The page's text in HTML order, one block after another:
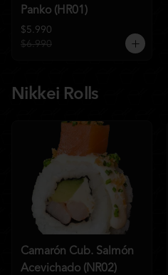
Panko (HR01)
$5.990
$6.990
Nikkei Rolls
Camarón Cub. Salmón
Acevichado (NR02)